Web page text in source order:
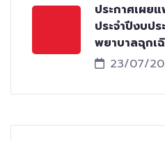
ประกาศเผย
ประจำปีงบป
พยาบาลฉุกเ
23/07/